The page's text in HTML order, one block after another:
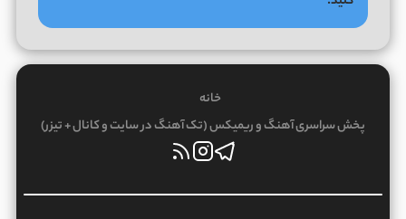
خانه
پخش سراسری آهنگ و ریمیکس (تک آهنگ در سایت و کانال + تیزر)